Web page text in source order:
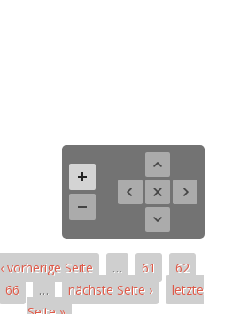
‹ vorherige Seite … 61
62
66 … nächste Seite ›
letzte